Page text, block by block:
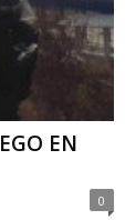
EN
0